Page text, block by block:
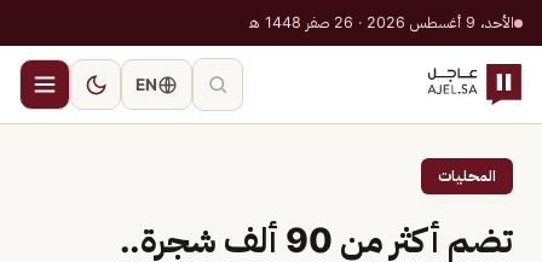
الأحد، 9 أغسطس 2026 · 26 صفر 1448 هـ
EN
المحليات
تضم أكثر من 90 ألف شجرة..